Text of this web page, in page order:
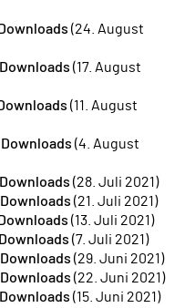
(24. August
(17. August
(11. August
(4. August
(28. Juli 2021)
(21. Juli 2021)
(13. Juli 2021)
(7. Juli 2021)
(29. Juni 2021)
(22. Juni 2021)
(15. Juni 2021)